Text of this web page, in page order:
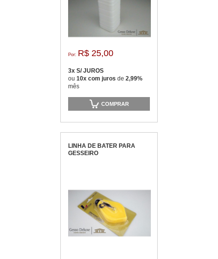
Por: R$ 25,00
3x S/ JUROS
ou 10x com juros de 2,99%
mês
COMPRAR
LINHA DE BATER PARA
GESSEIRO